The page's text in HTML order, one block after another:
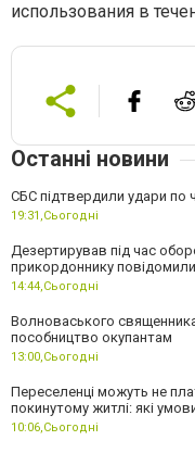
использования в
Останні новини
СБС підтвердили удари по
19:31,Сьогодні
Дезертирував під час
прикордоннику
14:44,Сьогодні
Волноваського
пособництво окупантам
13:00,Сьогодні
Переселенці можуть не
покинутому житлі: які
10:06,Сьогодні